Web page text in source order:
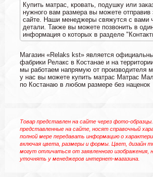
Купить матрас, кровать, подушку или
нужного вам размера вы можете отправив
сайте. Наши менеджеры свяжутся с вами
детали. Также вы можете позвонить в
информация о которых в разделе
Магазин «Relaks kst» является
фабрики Релакс в Костанае и на
мы работаем напрямую от производителя
у нас вы можете купить матрас Матрас
по Костанаю в любом размере без наценок
Товар представлен на сайте через фото-
представленные на сайте, носят справочный
полной мере передавать информацию о
включая цвета, размеры и формы. Цвет, дизайн
могут отличаться от заявленного изображения,
уточнять у менеджеров интернет-магазина.